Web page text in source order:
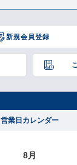
新規会員登録
営業日カレンダー
8月